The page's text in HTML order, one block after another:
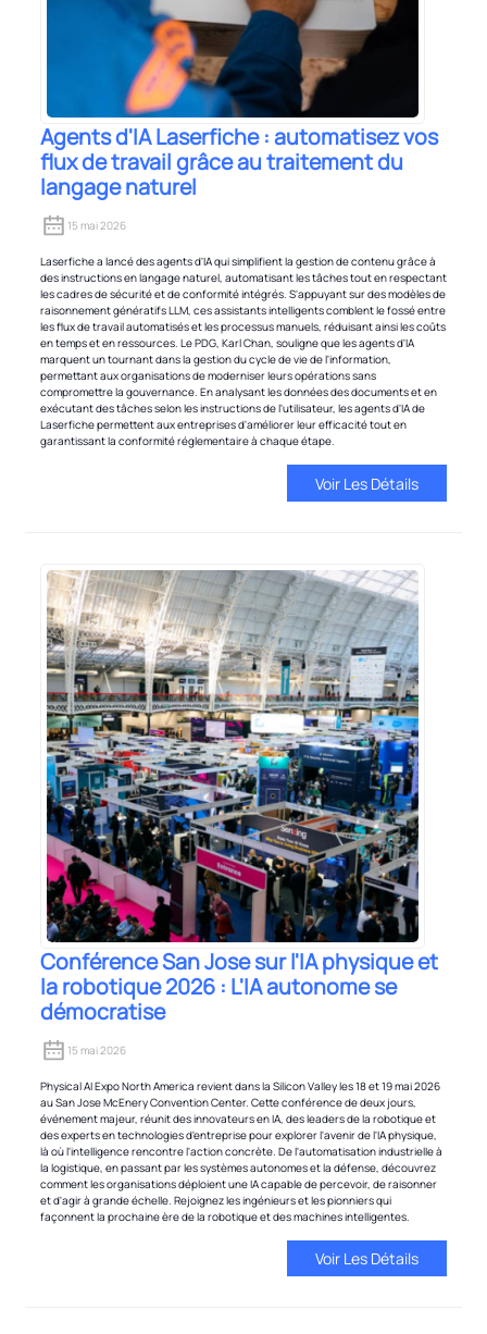
Agents d'IA Laserfiche : automatisez vos
flux de travail grâce au traitement du
langage naturel
15 mai 2026
Laserfiche a lancé des agents d'IA qui simplifient la gestion de contenu grâce à
des instructions en langage naturel, automatisant les tâches tout en respectant
les cadres de sécurité et de conformité intégrés. S'appuyant sur des modèles de
raisonnement génératifs LLM, ces assistants intelligents comblent le fossé entre
les flux de travail automatisés et les processus manuels, réduisant ainsi les coûts
en temps et en ressources. Le PDG, Karl Chan, souligne que les agents d'IA
marquent un tournant dans la gestion du cycle de vie de l'information,
permettant aux organisations de moderniser leurs opérations sans
compromettre la gouvernance. En analysant les données des documents et en
exécutant des tâches selon les instructions de l'utilisateur, les agents d'IA de
Laserfiche permettent aux entreprises d'améliorer leur efficacité tout en
garantissant la conformité réglementaire à chaque étape.
Voir Les Détails
Conférence San Jose sur l'IA physique et
la robotique 2026 : L'IA autonome se
démocratise
15 mai 2026
Physical AI Expo North America revient dans la Silicon Valley les 18 et 19 mai 2026
au San Jose McEnery Convention Center. Cette conférence de deux jours,
événement majeur, réunit des innovateurs en IA, des leaders de la robotique et
des experts en technologies d'entreprise pour explorer l'avenir de l'IA physique,
là où l'intelligence rencontre l'action concrète. De l'automatisation industrielle à
la logistique, en passant par les systèmes autonomes et la défense, découvrez
comment les organisations déploient une IA capable de percevoir, de raisonner
et d'agir à grande échelle. Rejoignez les ingénieurs et les pionniers qui
façonnent la prochaine ère de la robotique et des machines intelligentes.
Voir Les Détails